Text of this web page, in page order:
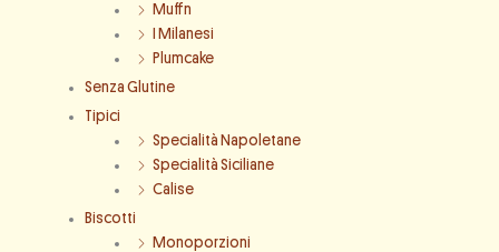
Muffn
I Milanesi
Plumcake
Senza Glutine
Tipici
Specialità Napoletane
Specialità Siciliane
Calise
Biscotti
Monoporzioni